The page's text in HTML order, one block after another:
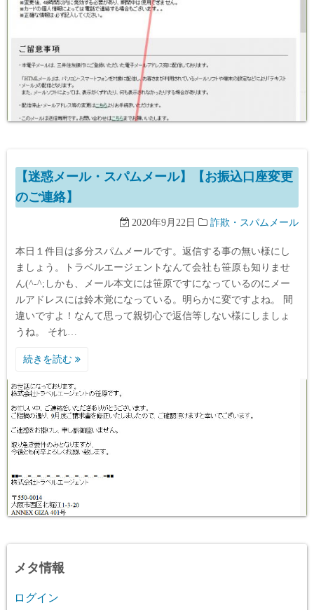
【迷惑メール・スパムメール】【お振込口座変更
のご連絡】
2020年9月22日 詐欺・スパムメール
本日１件目は多分スパムメールです。返信する事の無い様にし
ましょう。トラベルエージェントなんて会社も笹原も知りませ
ん(^-^;しかも、メール本文には笹原ですになっているのにメー
ルアドレスには鈴木覚になっている。明らかに変ですよね。 間
違いですよ！なんて思って親切心で返信等しない様にしましょ
うね。 それ…
続きを読む
メタ情報
ログイン